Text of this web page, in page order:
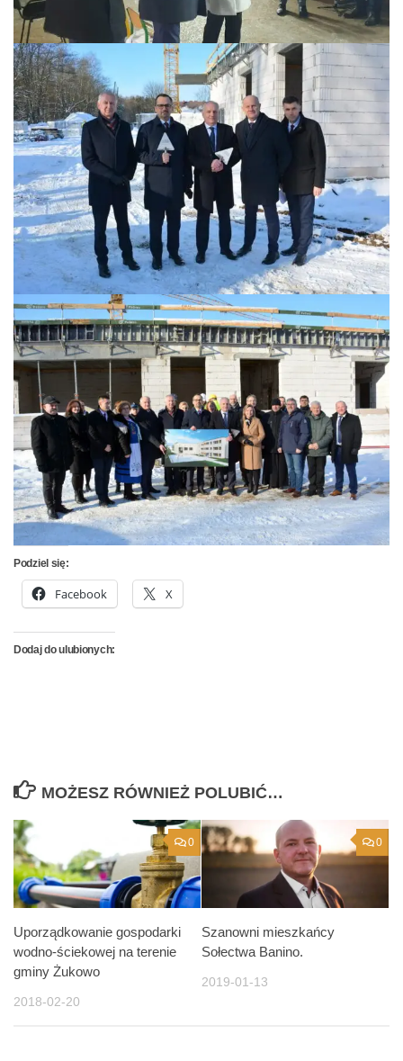
Podziel się:
Facebook X
Dodaj do ulubionych:
MOŻESZ RÓWNIEŻ POLUBIĆ…
0
Uporządkowanie gospodarki
wodno-ściekowej na terenie
gminy Żukowo
2018-02-20
0
Szanowni mieszkańcy
Sołectwa Banino.
2019-01-13